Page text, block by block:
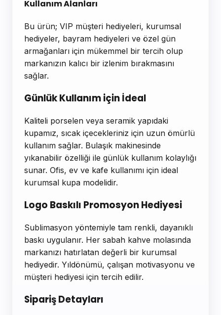
Kullanım Alanları
Bu ürün; VIP müşteri hediyeleri, kurumsal
hediyeler, bayram hediyeleri ve özel gün
armağanları için mükemmel bir tercih olup
markanızın kalıcı bir izlenim bırakmasını
sağlar.
Günlük Kullanım için İdeal
Kaliteli porselen veya seramik yapıdaki
kupamız, sıcak içecekleriniz için uzun ömürlü
kullanım sağlar. Bulaşık makinesinde
yıkanabilir özelliği ile günlük kullanım kolaylığı
sunar. Ofis, ev ve kafe kullanımı için ideal
kurumsal kupa modelidir.
Logo Baskılı Promosyon Hediyesi
Sublimasyon yöntemiyle tam renkli, dayanıklı
baskı uygulanır. Her sabah kahve molasında
markanızı hatırlatan değerli bir kurumsal
hediyedir. Yıldönümü, çalışan motivasyonu ve
müşteri hediyesi için tercih edilir.
Sipariş Detayları